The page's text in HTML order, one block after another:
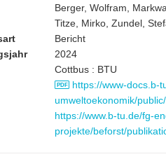
Berger, Wolfram,
Titze, Mirko, Zundel,
Bericht
2024
Cottbus : BTU
https://www-docs.b-
umweltoekonomik/
https://www.b-tu.de/fg-
projekte/beforst/